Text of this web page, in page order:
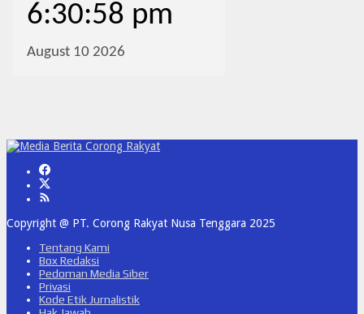
Copyright @ PT. Corong Rakyat Nusa Tenggara 2025
Tentang Kami
Box Redaksi
Pedoman Media Siber
Privasi
Kode Etik Jurnalistik